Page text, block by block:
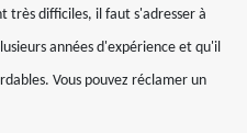
très difficiles, il faut s'adresser à
années d'expérience et qu'il
Vous pouvez réclamer un